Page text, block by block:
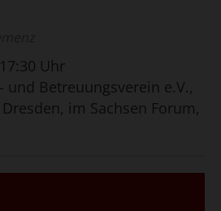
Uhr
und Betreuungsverein e.V.,
im Sachsen Forum,